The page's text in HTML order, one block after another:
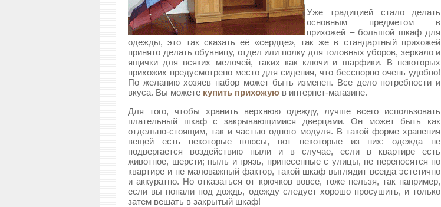
Уже традицией стало делать
основным предметом в
прихожей – большой шкаф для
одежды, это так сказать её «сердце», так же в стандартный прихожей
принято делать обувницу, отдел или полку для головных уборов, зеркало и
ящички для всяких мелочей, таких как ключи и шарфики. В некоторых
прихожих предусмотрено место для сидения, что бесспорно очень удобно!
По желанию хозяев набор может быть изменен. Все дело потребности и
вкуса. Вы можете купить прихожую в интернет-магазине.
Для того, чтобы хранить верхнюю одежду, лучше всего использовать
плательный шкаф с закрывающимися дверцами. Он может быть как
отдельно-стоящим, так и частью одного модуля. В такой форме хранения
вещей есть некоторые плюсы, вот некоторые из них: одежда не
подвергается воздействию пыли и в случае, если в квартире есть
животное, шерсти; пыль и грязь, принесенные с улицы, не переносятся по
квартире и не маловажный фактор, такой шкаф выглядит всегда эстетично
и аккуратно. Но отказаться от крючков вовсе, тоже нельзя, так например,
если вы попали под дождь, одежду следует хорошо просушить, и только
затем вешать в закрытый шкаф!